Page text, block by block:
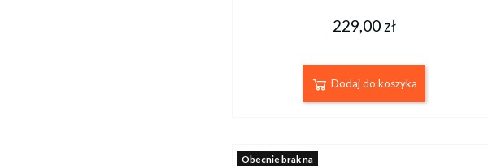
229,00 zł
Dodaj do koszyka
Obecnie brak na